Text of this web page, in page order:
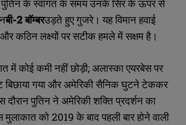
पुतिन के स्वागत के समय उनके सिर के ऊपर से
बी-2बॉम्बरउड़ते हुए गुजरे। यह विमान हवाई
कठिन लक्ष्यों पर सटीक हमले में सक्षम है।
में कोई कमी नहीं छोड़ी; अलास्का एयरबेस पर
बिछाया गया और अमेरिकी सैनिक घुटने टेककर
दौरान पुतिन ने अमेरिकी शक्ति प्रदर्शन का
को 2019 के बाद पहली बार होने वाली